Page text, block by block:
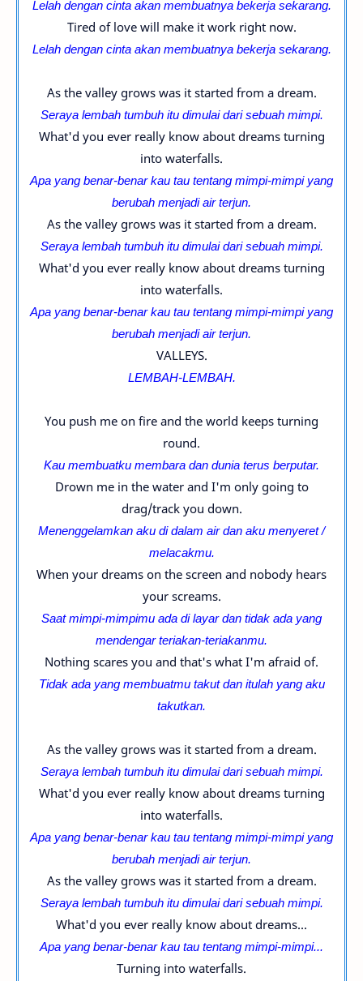
Lelah dengan cinta akan membuatnya bekerja sekarang.
Tired of love will make it work right now.
Lelah dengan cinta akan membuatnya bekerja sekarang.
As the valley grows was it started from a dream.
Seraya lembah tumbuh itu dimulai dari sebuah mimpi.
What'd you ever really know about dreams turning
into waterfalls.
Apa yang benar-benar kau tau tentang mimpi-mimpi yang
berubah menjadi air terjun.
As the valley grows was it started from a dream.
Seraya lembah tumbuh itu dimulai dari sebuah mimpi.
What'd you ever really know about dreams turning
into waterfalls.
Apa yang benar-benar kau tau tentang mimpi-mimpi yang
berubah menjadi air terjun.
VALLEYS.
LEMBAH-LEMBAH.
You push me on fire and the world keeps turning
round.
Kau membuatku membara dan dunia terus berputar.
Drown me in the water and I'm only going to
drag/track you down.
Menenggelamkan aku di dalam air dan aku menyeret /
melacakmu.
When your dreams on the screen and nobody hears
your screams.
Saat mimpi-mimpimu ada di layar dan tidak ada yang
mendengar teriakan-teriakanmu.
Nothing scares you and that's what I'm afraid of.
Tidak ada yang membuatmu takut dan itulah yang aku
takutkan.
As the valley grows was it started from a dream.
Seraya lembah tumbuh itu dimulai dari sebuah mimpi.
What'd you ever really know about dreams turning
into waterfalls.
Apa yang benar-benar kau tau tentang mimpi-mimpi yang
berubah menjadi air terjun.
As the valley grows was it started from a dream.
Seraya lembah tumbuh itu dimulai dari sebuah mimpi.
What'd you ever really know about dreams...
Apa yang benar-benar kau tau tentang mimpi-mimpi...
Turning into waterfalls.